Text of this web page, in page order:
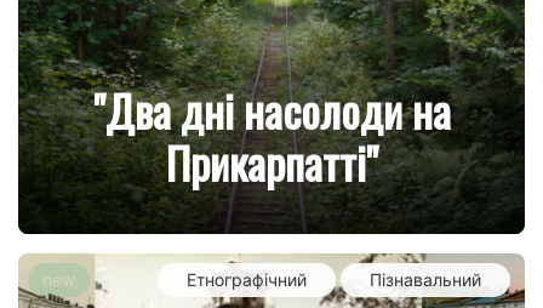
"Два дні насолоди на
Прикарпатті"
new Етнографічний Пізнавальний